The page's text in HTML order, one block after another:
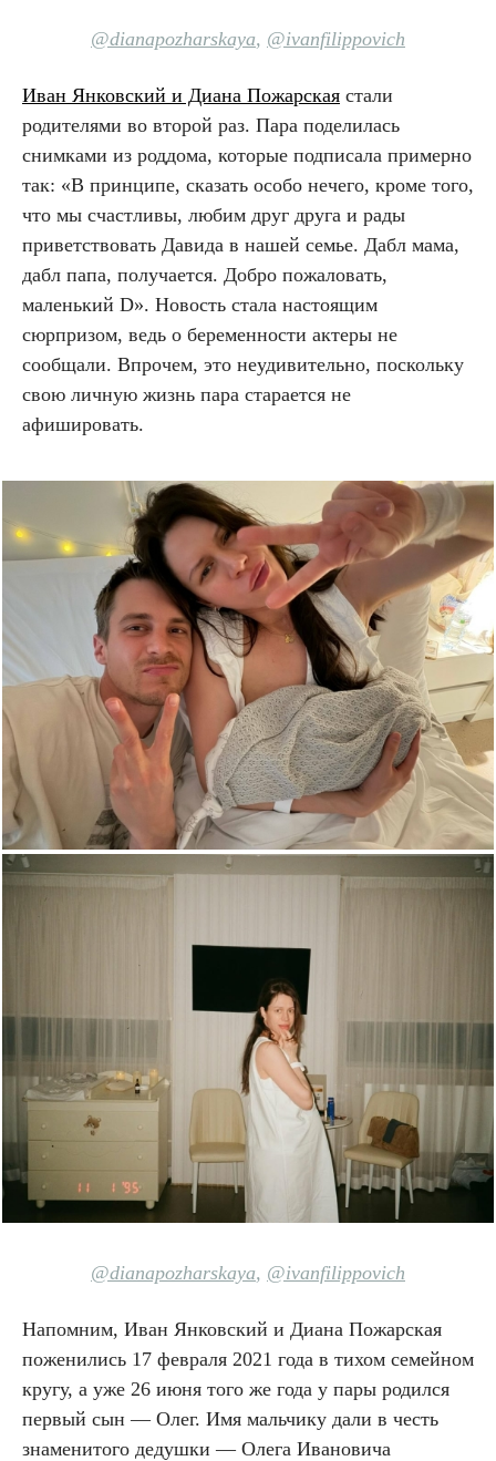
@dianapozharskaya, @ivanfilippovich
Иван Янковский и Диана Пожарская стали
родителями во второй раз. Пара поделилась
снимками из роддома, которые подписала примерно
так: «В принципе, сказать особо нечего, кроме того,
что мы счастливы, любим друг друга и рады
приветствовать Давида в нашей семье. Дабл мама,
дабл папа, получается. Добро пожаловать,
маленький D». Новость стала настоящим
сюрпризом, ведь о беременности актеры не
сообщали. Впрочем, это неудивительно, поскольку
свою личную жизнь пара старается не
афишировать.
@dianapozharskaya, @ivanfilippovich
Напомним, Иван Янковский и Диана Пожарская
поженились 17 февраля 2021 года в тихом семейном
кругу, а уже 26 июня того же года у пары родился
первый сын — Олег. Имя мальчику дали в честь
знаменитого дедушки — Олега Ивановича